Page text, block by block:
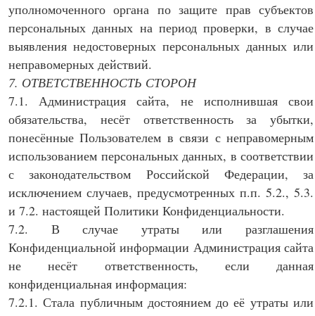
уполномоченного органа по защите прав субъектов
персональных данных на период проверки, в случае
выявления недостоверных персональных данных или
неправомерных действий.
7. ОТВЕТСТВЕННОСТЬ СТОРОН
7.1. Администрация сайта, не исполнившая свои
обязательства, несёт ответственность за убытки,
понесённые Пользователем в связи с неправомерным
использованием персональных данных, в соответствии
с законодательством Российской Федерации, за
исключением случаев, предусмотренных п.п. 5.2., 5.3.
и 7.2. настоящей Политики Конфиденциальности.
7.2. В случае утраты или разглашения
Конфиденциальной информации Администрация сайта
не несёт ответственность, если данная
конфиденциальная информация:
7.2.1. Стала публичным достоянием до её утраты или